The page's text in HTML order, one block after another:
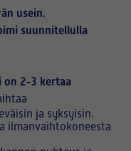
usein.
suunnitellulla
on 2-3 kertaa
ja syksyisin.
ilmanvaihtokoneesta